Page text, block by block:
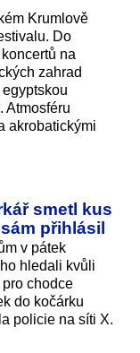
Krumlově
Do
na
zahrad
Atmosféru
akrobatickými
smetl kus
přihlásil
v pátek
hledali kvůli
chodce
do kočárku
policie na síti X.